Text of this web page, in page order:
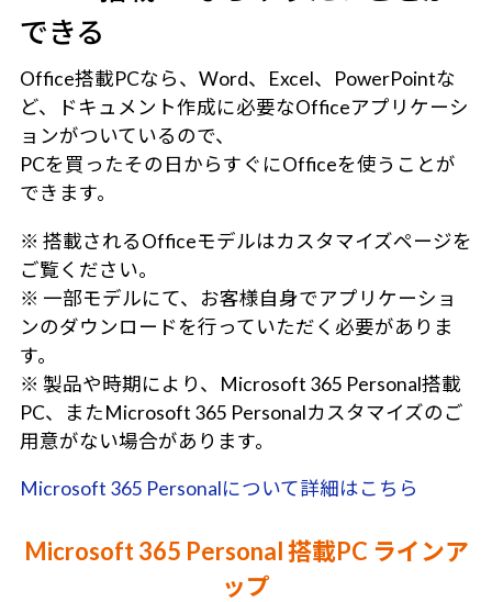
できる
Office搭載PCなら、Word、Excel、PowerPointな
ど、ドキュメント作成に必要なOfficeアプリケーシ
ョンがついているので、
PCを買ったその日からすぐにOfficeを使うことが
できます。
※ 搭載されるOfficeモデルはカスタマイズページを
ご覧ください。
※ 一部モデルにて、お客様自身でアプリケーショ
ンのダウンロードを行っていただく必要がありま
す。
※ 製品や時期により、Microsoft 365 Personal搭載
PC、またMicrosoft 365 Personalカスタマイズのご
用意がない場合があります。
Microsoft 365 Personalについて詳細はこちら
Microsoft 365 Personal 搭載PC ラインア
ップ